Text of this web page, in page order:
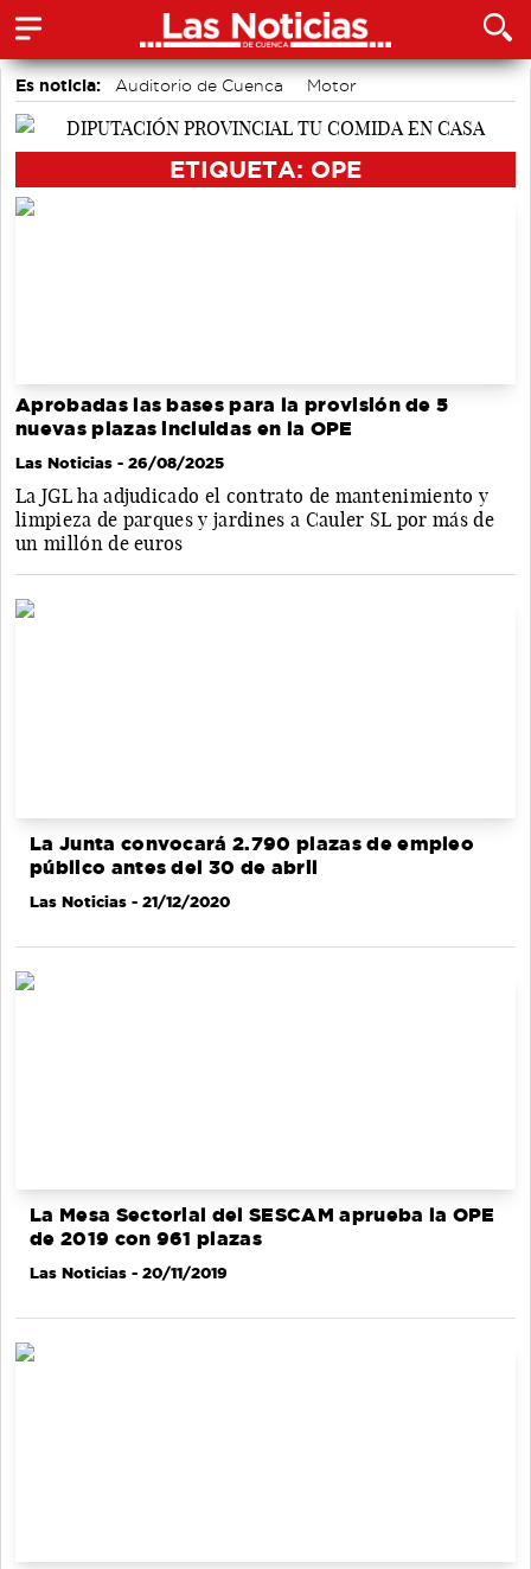
Es noticia: Auditorio de Cuenca
Motor
accidentes laborales
ETIQUETA: OPE
Aprobadas las bases para la provisión de 5
nuevas plazas incluidas en la OPE
Las Noticias - 26/08/2025
La JGL ha adjudicado el contrato de mantenimiento y
limpieza de parques y jardines a Cauler SL por más de
un millón de euros
La Junta convocará 2.790 plazas de empleo
público antes del 30 de abril
Las Noticias - 21/12/2020
La Mesa Sectorial del SESCAM aprueba la OPE
de 2019 con 961 plazas
Las Noticias - 20/11/2019